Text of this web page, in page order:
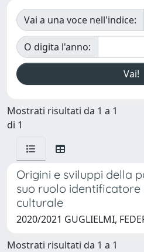
Vai a una voce nell'indice:
O digita l'anno:
Mostrati risultati da 1 a 1
di 1
Origini e sviluppi della
suo ruolo identificatore
culturale
2020/2021 GUGLIELMI,
Mostrati risultati da 1 a 1